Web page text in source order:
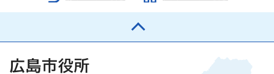
広島市役所